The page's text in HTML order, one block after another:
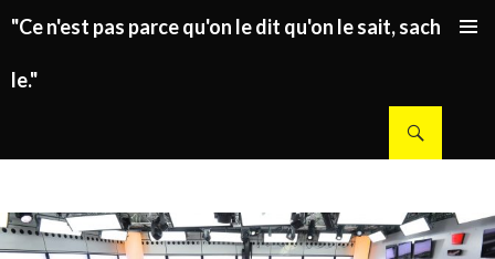
"Ce n'est pas parce qu'on le dit qu'on le sait, sachez
le."